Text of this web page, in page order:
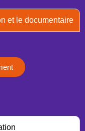
et le documentaire